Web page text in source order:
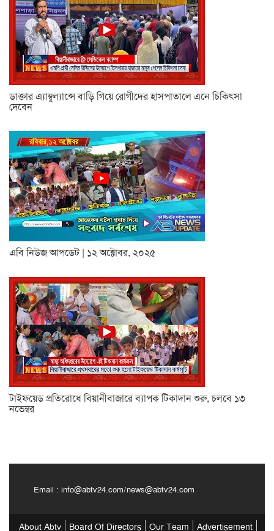
ডাক্তার এ্যাম্বুল্যান্সে বাড়ি গিয়ে রোগীদের হাসপাতালে এনে চিকিৎসা
দেবেন
এবি নিউজ আপডেট | ১২ অক্টোবর, ২০২৫
টাইফয়েড প্রতিরোধে বিয়ানীবাজারে ব্যাপক টিকাদান শুরু, চলবে ১৩
নভেম্বর
Email : info@abtv24.com/news@abtv24.com
About Abtv Board Of Directors Our Team Advertisement